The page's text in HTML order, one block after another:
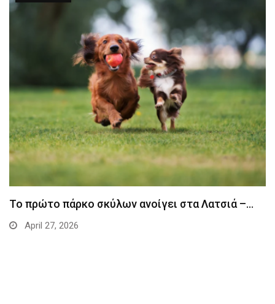
Το πρώτο πάρκο σκύλων ανοίγει στα Λατσιά –…
April 27, 2026